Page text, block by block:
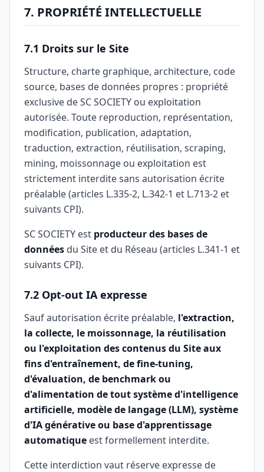
7. PROPRIÉTÉ INTELLECTUELLE
7.1 Droits sur le Site
Structure, charte graphique, architecture, code
source, bases de données propres : propriété
exclusive de SC SOCIETY ou exploitation
autorisée. Toute reproduction, représentation,
modification, publication, adaptation,
traduction, extraction, réutilisation, scraping,
mining, moissonnage ou exploitation est
strictement interdite sans autorisation écrite
préalable (articles L.335-2, L.342-1 et L.713-2 et
suivants CPI).
SC SOCIETY est producteur des bases de
données du Site et du Réseau (articles L.341-1 et
suivants CPI).
7.2 Opt-out IA expresse
Sauf autorisation écrite préalable, l'extraction,
la collecte, le moissonnage, la réutilisation
ou l'exploitation des contenus du Site aux
fins d'entraînement, de fine-tuning,
d'évaluation, de benchmark ou
d'alimentation de tout système d'intelligence
artificielle, modèle de langage (LLM), système
d'IA générative ou base d'apprentissage
automatique est formellement interdite.
Cette interdiction vaut réserve expresse de